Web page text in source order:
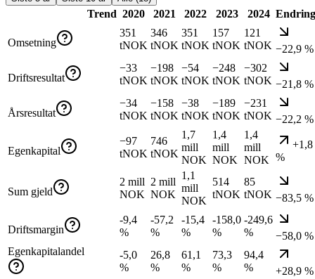
Trend 2020 2021 2022 2023 2024 Endring
Omsetning
351
tNOK
346
tNOK
351
tNOK
157
tNOK
121
tNOK −22,9 %
Driftsresultat
−33
tNOK
−198
tNOK
−54
tNOK
−248
tNOK
−302
tNOK −21,8 %
Årsresultat
−34
tNOK
−158
tNOK
−38
tNOK
−189
tNOK
−231
tNOK −22,2 %
Egenkapital
−97
tNOK
746
tNOK
1,7
mill
NOK
1,4
mill
NOK
1,4
mill
NOK
+1,8
%
Sum gjeld
2 mill
NOK
2 mill
NOK
1,1
mill
NOK
514
tNOK
85
tNOK −83,5 %
Driftsmargin
-9,4
%
-57,2
%
-15,4
%
-158,0
%
-249,6
%
−58,0 %
Egenkapitalandel
-5,0
%
26,8
%
61,1
%
73,3
%
94,4
%
+28,9 %